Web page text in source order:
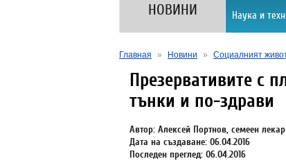
НОВИНИ Наука и
Главная » Новини » Социалният
Презервативите с
тънки и по-здрави
Автор: Алексей Портнов, семеен лекар
Дата на създаване: 06.04.2016
Последен преглед: 06.04.2016